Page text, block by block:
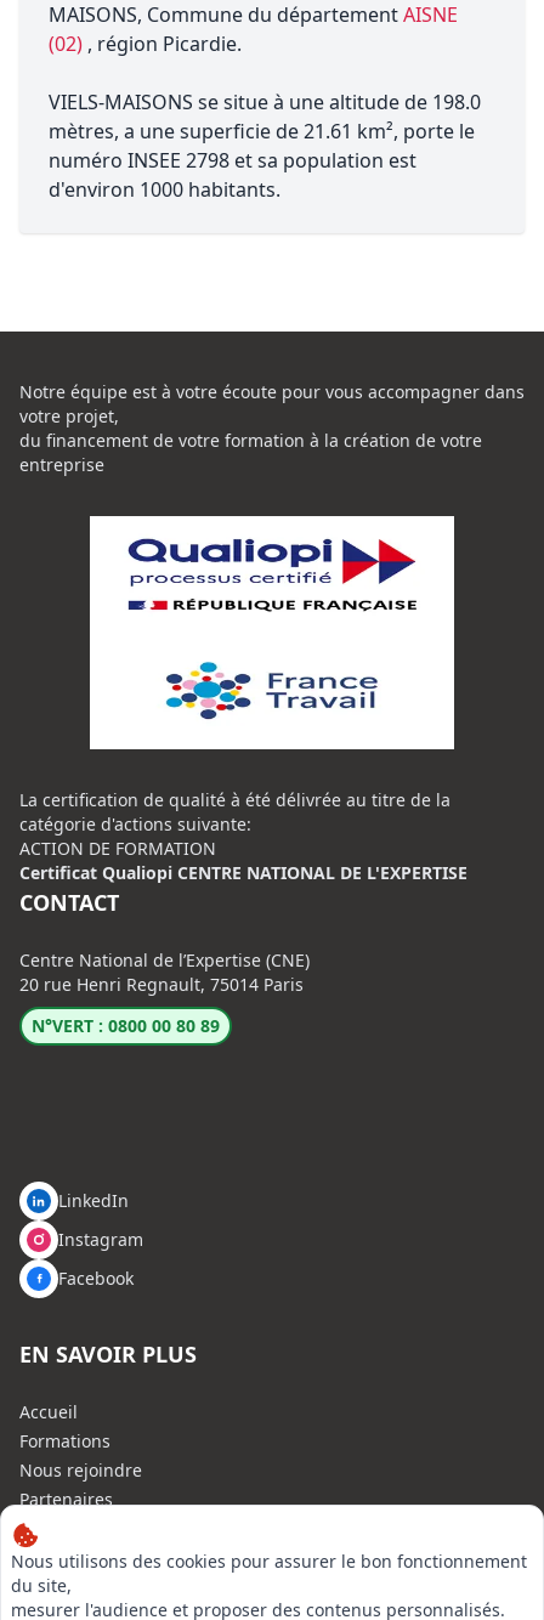
MAISONS, Commune du départementAISNE
(02) , région Picardie.
VIELS-MAISONS se situe à une altitude de 198.0
mètres, a une superficie de 21.61 km², porte le
numéro INSEE 2798 et sa population est
d'environ 1000 habitants.
Nous utilisons des cookies pour assurer le bon fonctionnement
du site,
mesurer l'audience et proposer des contenus personnalisés.
Notre équipe est à votre écoute pour vous accompagner dans
votre projet,
du financement de votre formation à la création de votre
entreprise
La certification de qualité à été délivrée au titre de la
catégorie d'actions suivante:
ACTION DE FORMATION
Certificat Qualiopi CENTRE NATIONAL DE L'EXPERTISE
CONTACT
Centre National de l’Expertise (CNE)
20 rue Henri Regnault, 75014 Paris
N°VERT : 0800 00 80 89
LinkedIn
Instagram
Facebook
EN SAVOIR PLUS
Accueil
Formations
Nous rejoindre
Partenaires
Autres missions
Le C.N.E.
Membre IVSC